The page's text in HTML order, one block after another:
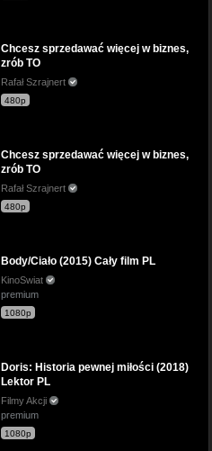
Chcesz sprzedawać więcej w biznes,
zrób TO
Rafał Szrajnert
480p
Chcesz sprzedawać więcej w biznes,
zrób TO
Rafał Szrajnert
480p
Body/Ciało (2015) Cały film PL
KinoSwiat
premium
1080p
Doris: Historia pewnej miłości (2018)
Lektor PL
Filmy Akcji
premium
1080p